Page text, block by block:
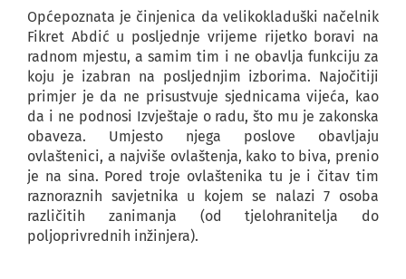
Općepoznata je činjenica da velikokladuški načelnik
Fikret Abdić u posljednje vrijeme rijetko boravi na
radnom mjestu, a samim tim i ne obavlja funkciju za
koju je izabran na posljednjim izborima. Najočitiji
primjer je da ne prisustvuje sjednicama vijeća, kao
da i ne podnosi Izvještaje o radu, što mu je zakonska
obaveza. Umjesto njega poslove obavljaju
ovlaštenici, a najviše ovlaštenja, kako to biva, prenio
je na sina. Pored troje ovlaštenika tu je i čitav tim
raznoraznih savjetnika u kojem se nalazi 7 osoba
različitih zanimanja (od tjelohranitelja do
poljoprivrednih inžinjera).